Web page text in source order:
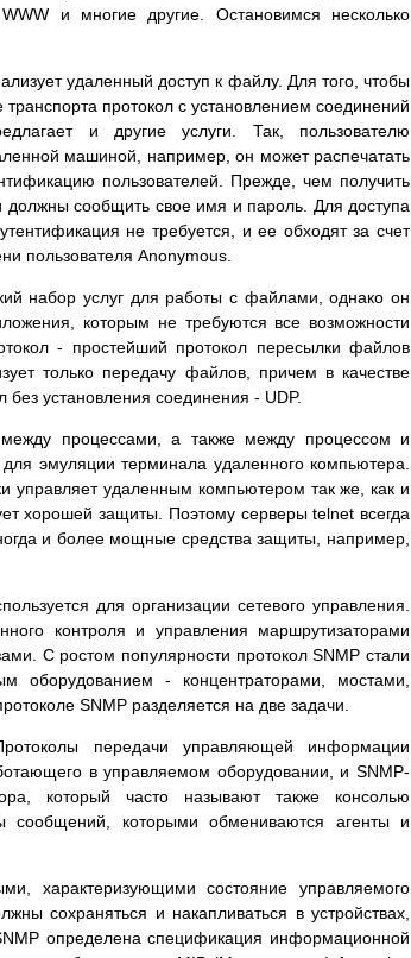
и многие другие. Остановимся несколько
удаленный доступ к файлу. Для того, чтобы
протокол с установлением соединений
и другие услуги. Так, пользователю
машиной, например, он может распечатать
пользователей. Прежде, чем получить
должны сообщить свое имя и пароль. Для доступа
не требуется, и ее обходят за счет
пользователя Anonymous.
набор услуг для работы с файлами, однако он
которым не требуются все возможности
- простейший протокол пересылки файлов
только передачу файлов, причем в качестве
без установления соединения - UDP.
процессами, а также между процессом и
эмуляции терминала удаленного компьютера.
управляет удаленным компьютером так же, как и
хорошей защиты. Поэтому серверы telnet всегда
и более мощные средства защиты, например,
для организации сетевого управления.
контроля и управления маршрутизаторами
С ростом популярности протокол SNMP стали
оборудованием - концентраторами, мостами,
SNMP разделяется на две задачи.
передачи управляющей информации
в управляемом оборудовании, и SNMP-
который часто называют также консолью
сообщений, которыми обмениваются агенты и
характеризующими состояние управляемого
сохраняться и накапливаться в устройствах,
определена спецификация информационной